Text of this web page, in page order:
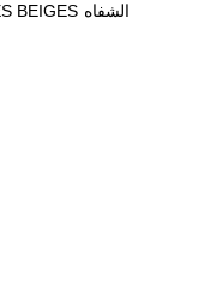
الشفاه LES BEIGES لإشراقة صحية باللون Medium.